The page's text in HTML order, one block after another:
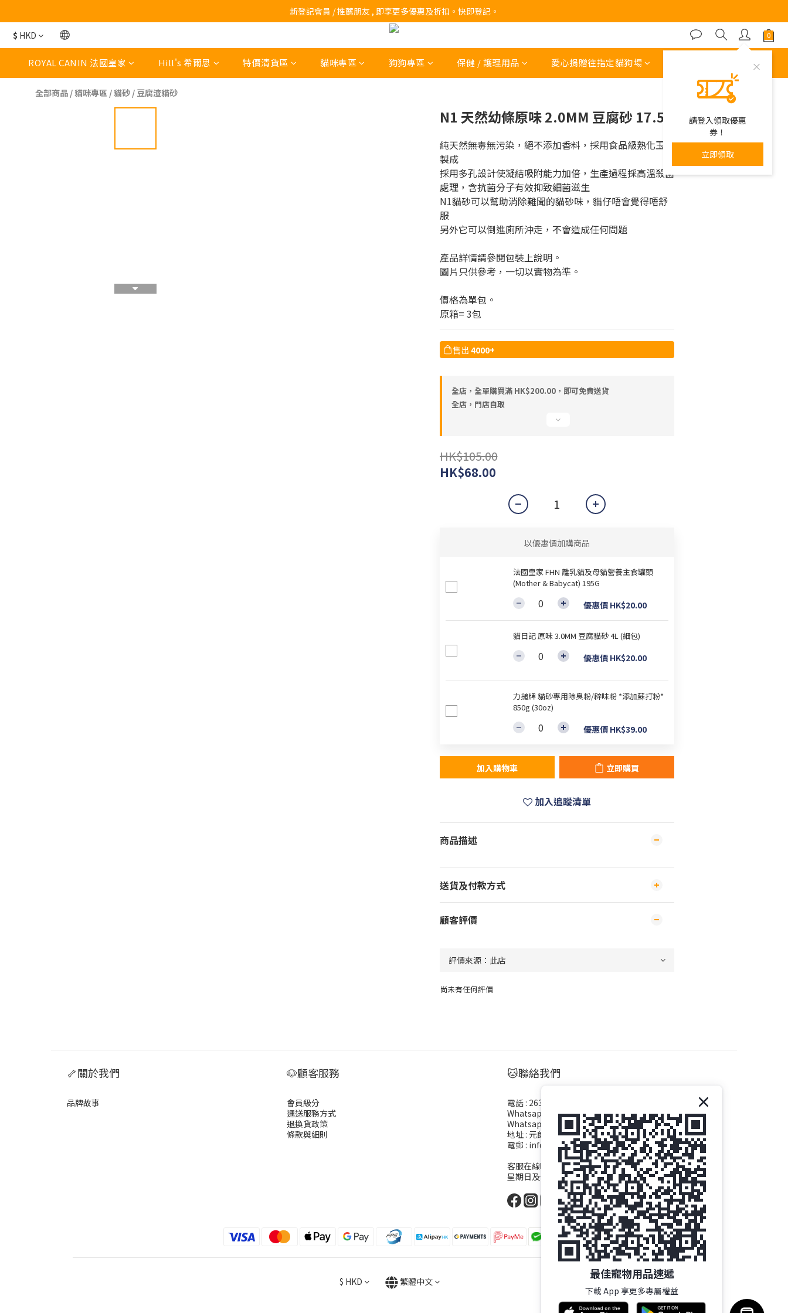
訂購滿$200 即可免費送貨!
新登記會員 / 推薦朋友 , 即享更多優惠及折扣。快即登記。
訂購滿$200 即可免費送貨!
$ HKD
請登入領取優惠
券！
立即領取
ROYAL CANIN 法國皇家 Hill's 希爾思 特價清貨區 貓咪專區 狗狗專區 保健 / 護理用品 愛心捐贈往指定貓狗場 其他運費 或 收費項目
全部商品 /貓咪專區 /貓砂 / 豆腐渣貓砂
N1 天然幼條原味 2.0MM 豆腐砂 17.5L
純天然無毒無污染，絕不添加香料，採用食品級熟化玉米
製成
採用多孔設計使凝結吸附能力加倍，生產過程採高溫殺菌
處理，含抗菌分子有效抑致細菌滋生
N1貓砂可以幫助消除難聞的貓砂味，貓仔唔會覺得唔舒
服
另外它可以倒進廁所沖走，不會造成任何問題
產品詳情請參閱包裝上說明。
圖片只供參考，一切以實物為準。
價格為單包。
原箱= 3包
售出 4000+
全店，全單購買滿 HK$200.00，即可免費送貨
全店，門店自取
HK$105.00
HK$68.00
以優惠價加購商品
法國皇家 FHN 離乳貓及母貓營養主食罐頭
(Mother & Babycat) 195G
優惠價 HK$20.00
貓日記 原味 3.0MM 豆腐貓砂 4L (細包)
優惠價 HK$20.00
力搥牌 貓砂專用除臭粉/辟味粉 *添加蘇打粉*
850g (30oz)
優惠價 HK$39.00
加入購物車 立即購買
加入追蹤清單
商品描述
送貨及付款方式
顧客評價
尚未有任何評價
立即購買
🦴關於我們
品牌故事
🐶顧客服務
會員級分
運送服務方式
退換貨政策
條款與細則
🐱聯絡我們
電話 : 2638 2209
Whatsapp : 2638 2609
Whatsapp : 5189 9993
地址 : 元朗大棠道紅棗田村170號
電郵 : info@tbapet.com
客服在線時間 : 09:00~18:00(Mon.-Sat.)
星期日及公眾假期休息
$ HKD 繁體中文
最佳寵物用品速遞
下載 App 享更多專屬權益